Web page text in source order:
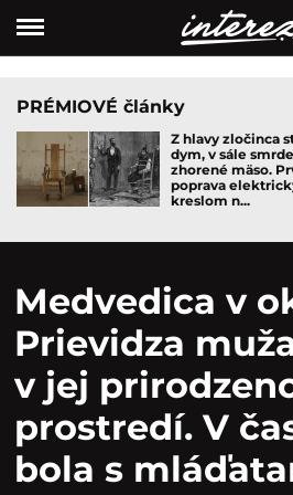
PRÉMIOVÉ články
Z hlavy zločinca
dym, v sále
zhorené mäso.
poprava
kreslom n...
Medvedica v
Prievidza
v jej
prostredí. V
bola s